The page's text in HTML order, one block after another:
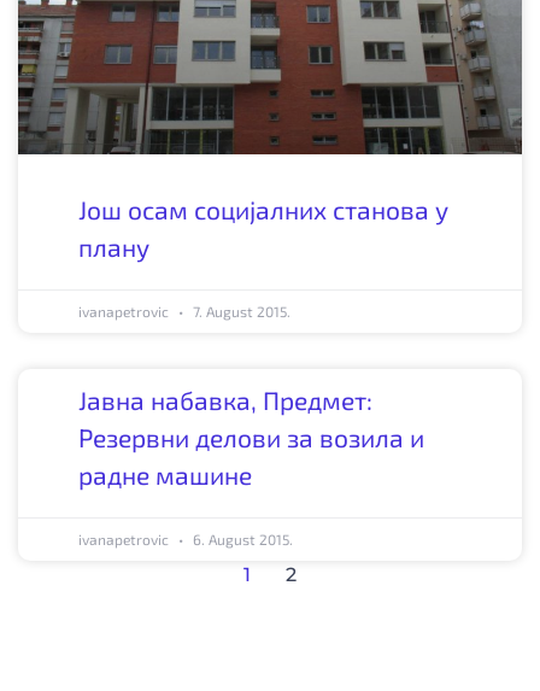
Још осам социјалних станова у
плану
ivanapetrovic 7. August 2015.
Јавна набавка, Предмет:
Резервни делови за возила и
радне машине
ivanapetrovic 6. August 2015.
1 2